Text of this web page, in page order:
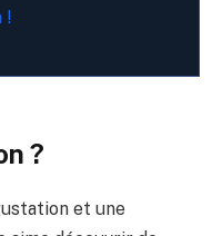
!
?
et une